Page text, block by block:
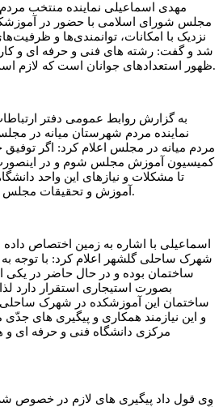
مهدی اسماعیلی نماینده منتخب
مجلس شورای اسلامی با حضور در
نزدیک با امکانات، توانمندی‌ها و
شد و گفت: رشته های فنی و حرفه ای و
ظهور استعدادهای جوانان است که لازم است بیش از اینها تقویت شود.
به گزارش روابط عمومی دفتر
نماینده مردم شهرستان میانه در
مردم میانه در مجلس اعلام کرد: اگر
کمیسیون آموزش مجلس شوم و در
تا مشکلات و نیازهای این واحد
آموزش و تحقیقات مجلس شورای اسلامی مطرح کنم.
اسماعیلی با اشاره به زمین اختصاص
شهرک ساحلی گلشهر اعلام کرد: با توجه به
ساختمان بوده و در حال حاضر در
بصورت استیجاری استقرار دارد
ساختمان این آموزشکده در شهرک
و این نیازمند همکاری و پیگیری های
مرکزی دانشگاه فنی و حرفه ای
وی قول داد پیگیری های لازم در خصوص